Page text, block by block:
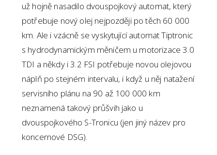
už hojně nasadilo dvouspojkový automat, který
potřebuje nový olej nejpozději po těch 60 000
km. Ale i vzácně se vyskytující automat Tiptronic
s hydrodynamickým měničem u motorizace 3.0
TDI a někdy i 3.2 FSI potřebuje novou olejovou
náplň po stejném intervalu, i když u něj natažení
servisního plánu na 90 až 100 000 km
neznamená takový průšvih jako u
dvouspojkového S-Tronicu (jen jiný název pro
koncernové DSG).